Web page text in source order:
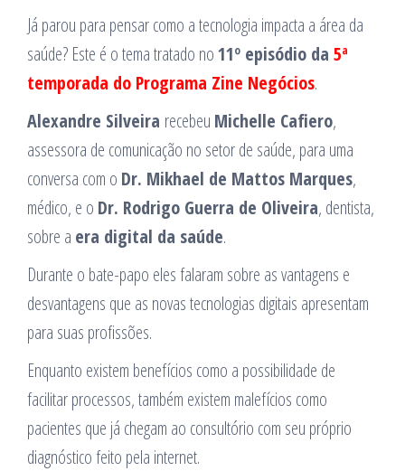
Já parou para pensar como a tecnologia impacta a área da
saúde? Este é o tema tratado no11º episódio da 5ª
temporada do Programa Zine Negócios.
Alexandre Silveira recebeu Michelle Cafiero,
assessora de comunicação no setor de saúde, para uma
conversa com o Dr. Mikhael de Mattos Marques,
médico, e o Dr. Rodrigo Guerra de Oliveira, dentista,
sobre a era digital da saúde.
Durante o bate-papo eles falaram sobre as vantagens e
desvantagens que as novas tecnologias digitais apresentam
para suas profissões.
Enquanto existem benefícios como a possibilidade de
facilitar processos, também existem malefícios como
pacientes que já chegam ao consultório com seu próprio
diagnóstico feito pela internet.